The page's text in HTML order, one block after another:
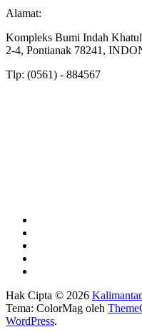
Alamat:
Kompleks Bumi Indah
2-4, Pontianak 78241,
Tlp: (0561) - 884567
Hak Cipta © 2026
Tema: ColorMag oleh
WordPress.